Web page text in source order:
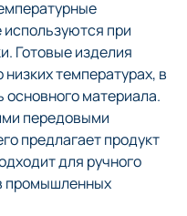
при
Готовые изделия
температурах, в
материала.
передовыми
предлагает продукт
для ручного
промышленных